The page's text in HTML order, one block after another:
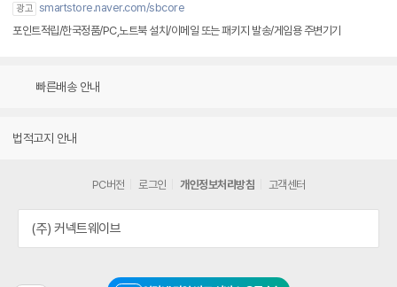
광고 smartstore.naver.com/sbcore
포인트적립/한국정품/PC,노트북 설치/이메일 또는 패키지 발송/게임용 주변기기
빠른배송 안내
법적고지 안내
PC버전 로그인 개인정보처리방침 고객센터
(주) 커넥트웨이브